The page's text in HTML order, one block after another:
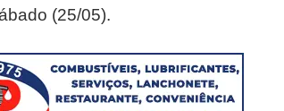
(25/05).